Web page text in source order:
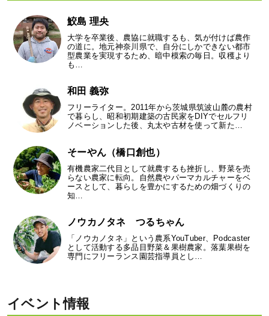
鮫島 理央
大学を卒業後、農協に就職するも、気が付けば農作
の道に。地元神奈川県で、自分にしかできない都市
型農業を実現するため、暗中模索の毎日。収穫より
も…
和田 義弥
フリーライター。2011年から茨城県筑波山麓の農村
で暮らし、昭和初期建築の古民家をDIYでセルフリ
ノベーションした後、丸太や古材を使って新た…
そーやん（橋口創也）
有機農家二代目として就農するも挫折し、野菜を売
らない農家に転向。自然農やパーマカルチャーをベ
ースとして、暮らしを豊かにするための畑づくりの
知…
ノウカノタネ つるちゃん
「ノウカノタネ」という農系YouTuber、Podcaster
として活動する多品目野菜＆果樹農家。落葉果樹を
専門にフリーランス園芸指導員とし…
イベント情報